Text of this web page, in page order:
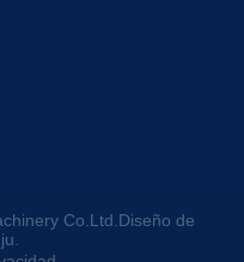
Co.Ltd.Diseño de